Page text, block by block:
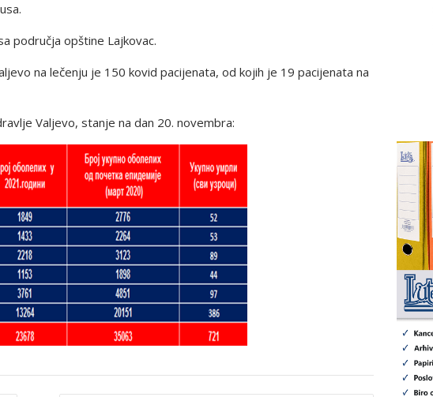
područja opštine Lajkovac.
na lečenju je 150 kovid pacijenata, od kojih je 19 pacijenata na
Valjevo, stanje na dan 20. novembra: